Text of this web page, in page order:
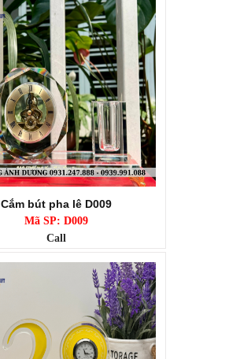
Cắm bút pha lê D009
Mã SP: D009
Call